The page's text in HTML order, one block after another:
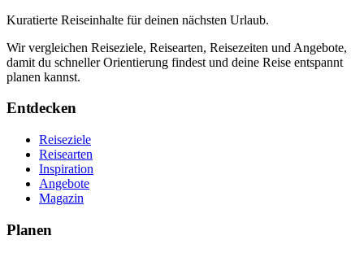
Kuratierte Reiseinhalte für deinen nächsten Urlaub.
Wir vergleichen Reiseziele, Reisearten, Reisezeiten und Angebote,
damit du schneller Orientierung findest und deine Reise entspannt
planen kannst.
Entdecken
Reiseziele
Reisearten
Inspiration
Angebote
Magazin
Planen